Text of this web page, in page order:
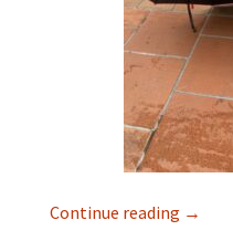
Continue reading →